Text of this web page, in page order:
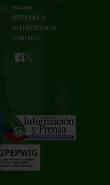
Portada
PRESIDENCIA
VICEPRESIDENCIA
GOBIERNO